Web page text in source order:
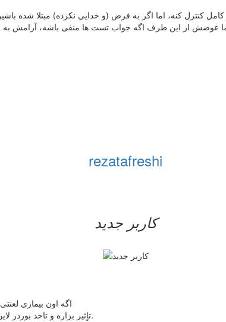
کنترل کنه، اما اگر به فرض (و خدایی نکرده) مبتلا شده
عوضش از این طرف اگه جواب تست ها منفی باشه، آرامش به
rezatafreshi
کاربر جدید
اگه اون بیماری لعنتی اتفاق نمی افتاد همون
به هپاتیت یا ایدز میتونه روی آزمایش ویروسی دیگری مثل ebv تاٍثیر بزاره و تاحد بوردر لاین نشون بده.